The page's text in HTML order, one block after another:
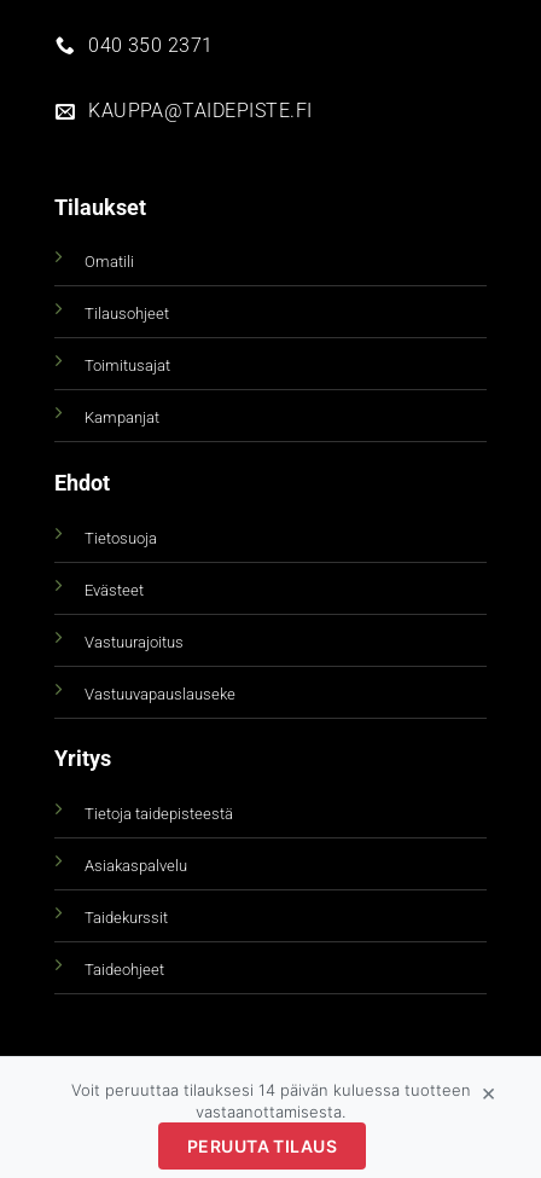
040 350 2371
KAUPPA@TAIDEPISTE.FI
Tilaukset
Omatili
Tilausohjeet
Toimitusajat
Kampanjat
Ehdot
Tietosuoja
Evästeet
Vastuurajoitus
Vastuuvapauslauseke
Yritys
Tietoja taidepisteestä
Asiakaspalvelu
Taidekurssit
Taideohjeet
Copyright 2026 ©taidepiste.fi
Voit peruuttaa tilauksesi 14 päivän kuluessa tuotteen
vastaanottamisesta.
PERUUTA TILAUS
×